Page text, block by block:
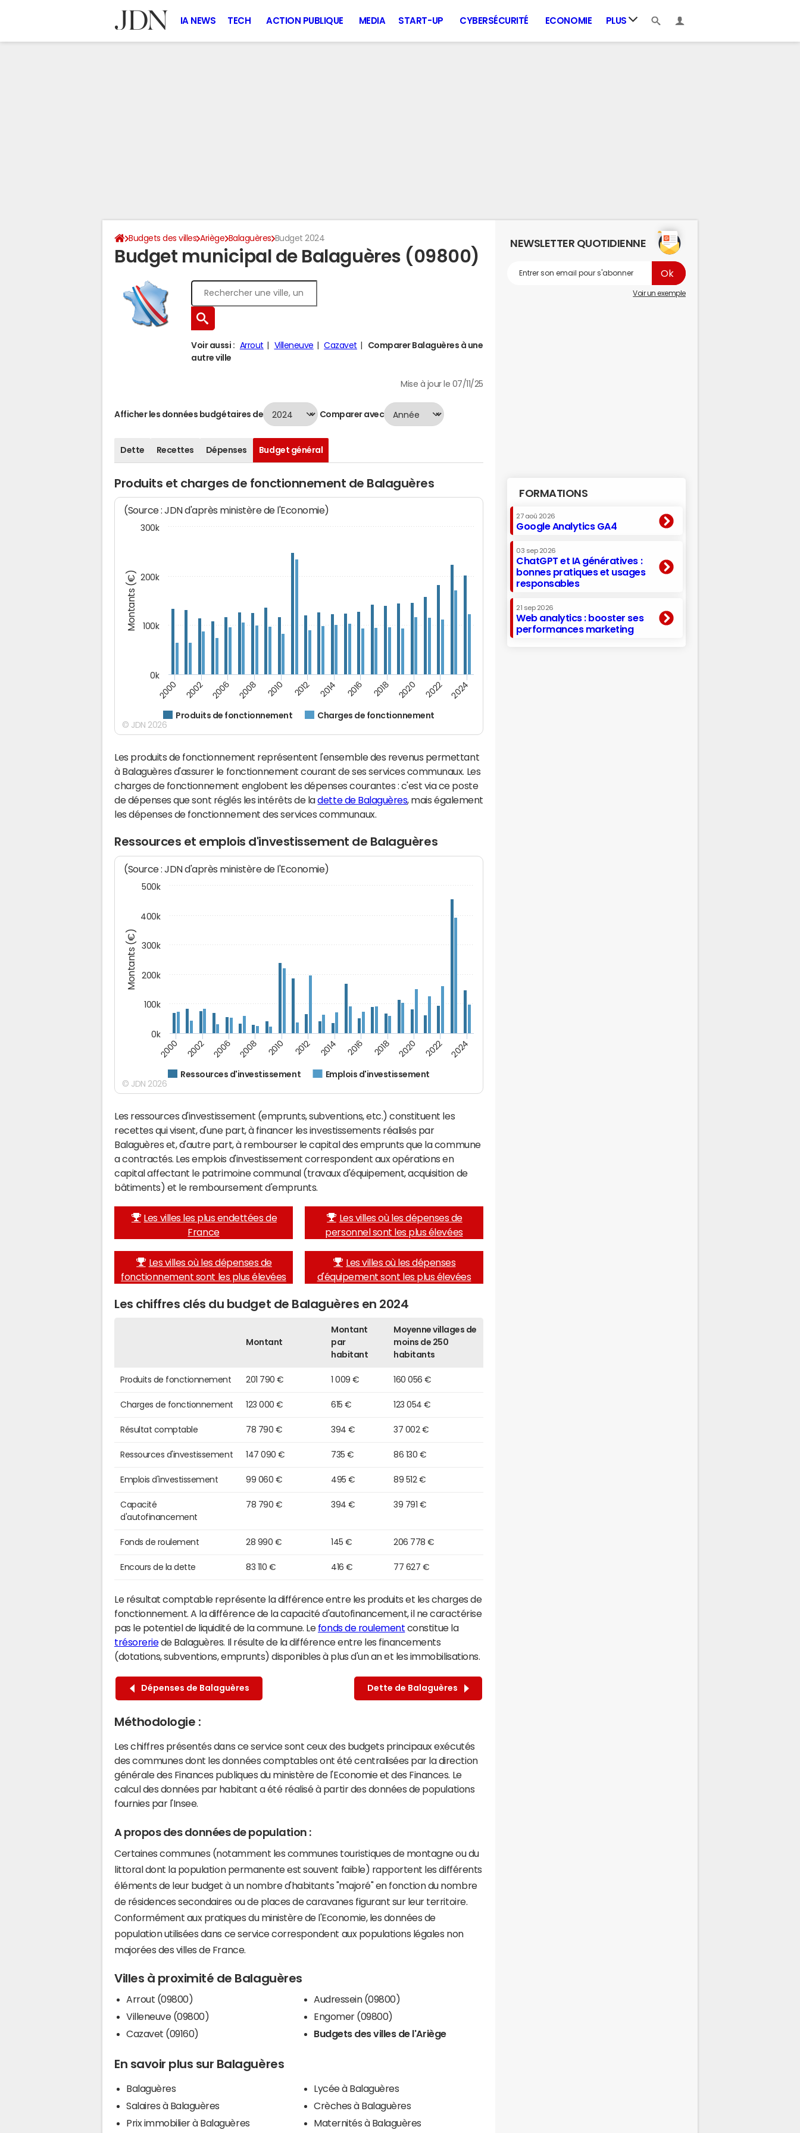
IA NEWS TECH ACTION PUBLIQUE MEDIA START-UP CYBERSÉCURITÉ ECONOMIE PLUS
Budgets des villes Ariège Balaguères Budget 2024
Budget municipal de Balaguères (09800)
Voir aussi : Arrout Villeneuve Cazavet
Comparer Balaguères à une
autre ville
Mise à jour le 07/11/25
Afficher les données budgétaires de Comparer avec
Dette Recettes Dépenses Budget général
Produits et charges de fonctionnement de Balaguères
Montants (€)
(Source : JDN d'après ministère de l'Economie)
Produits de fonctionnement Charges de fonctionnement
2000 2002 2006 2008 2010 2012 2014 2016 2018 2020 2022 2024
0k
100k
200k
300k
© JDN 2026
Les produits de fonctionnement représentent l'ensemble des revenus permettant
à Balaguères d'assurer le fonctionnement courant de ses services communaux. Les
charges de fonctionnement englobent les dépenses courantes : c'est via ce poste
de dépenses que sont réglés les intérêts de ladette de Balaguères, mais également
les dépenses de fonctionnement des services communaux.
Ressources et emplois d'investissement de Balaguères
Montants (€)
(Source : JDN d'après ministère de l'Economie)
Ressources d'investissement Emplois d'investissement
2000 2002 2006 2008 2010 2012 2014 2016 2018 2020 2022 2024
0k
100k
200k
300k
400k
500k
© JDN 2026
Les ressources d'investissement (emprunts, subventions, etc.) constituent les
recettes qui visent, d'une part, à financer les investissements réalisés par
Balaguères et, d'autre part, à rembourser le capital des emprunts que la commune
a contractés. Les emplois d'investissement correspondent aux opérations en
capital affectant le patrimoine communal (travaux d'équipement, acquisition de
bâtiments) et le remboursement d'emprunts.
Les villes les plus endettées de
France
Les villes où les dépenses de
personnel sont les plus élevées
Les villes où les dépenses de
fonctionnement sont les plus élevées
Les villes où les dépenses
d'équipement sont les plus élevées
Les chiffres clés du budget de Balaguères en 2024
Montant
Montant
par
habitant
Moyenne villages de
moins de 250
habitants
Produits de fonctionnement 201 790 € 1 009 € 160 056 €
Charges de fonctionnement 123 000 € 615 € 123 054 €
Résultat comptable 78 790 € 394 € 37 002 €
Ressources d'investissement 147 090 € 735 € 86 130 €
Emplois d'investissement 99 060 € 495 € 89 512 €
Capacité
d'autofinancement
78 790 € 394 € 39 791 €
Fonds de roulement 28 990 € 145 € 206 778 €
Encours de la dette 83 110 € 416 € 77 627 €
Le résultat comptable représente la différence entre les produits et les charges de
fonctionnement. A la différence de la capacité d'autofinancement, il ne caractérise
pas le potentiel de liquidité de la commune. Le fonds de roulement constitue la
trésoreriede Balaguères. Il résulte de la différence entre les financements
(dotations, subventions, emprunts) disponibles à plus d'un an et les immobilisations.
Dépenses de Balaguères Dette de Balaguères
Méthodologie :
Les chiffres présentés dans ce service sont ceux des budgets principaux exécutés
des communes dont les données comptables ont été centralisées par la direction
générale des Finances publiques du ministère de l'Economie et des Finances. Le
calcul des données par habitant a été réalisé à partir des données de populations
fournies par l'Insee.
A propos des données de population :
Certaines communes (notamment les communes touristiques de montagne ou du
littoral dont la population permanente est souvent faible) rapportent les différents
éléments de leur budget à un nombre d'habitants "majoré" en fonction du nombre
de résidences secondaires ou de places de caravanes figurant sur leur territoire.
Conformément aux pratiques du ministère de l'Economie, les données de
population utilisées dans ce service correspondent aux populations légales non
majorées des villes de France.
Villes à proximité de Balaguères
Arrout (09800)
Villeneuve (09800)
Cazavet (09160)
Audressein (09800)
Engomer (09800)
Budgets des villes de l'Ariège
En savoir plus sur Balaguères
Balaguères
Salaires à Balaguères
Prix immobilier à Balaguères
Lycée à Balaguères
Crèches à Balaguères
Maternités à Balaguères
NEWSLETTER QUOTIDIENNE
Voir un exemple
FORMATIONS
27 aoû 2026
Google Analytics GA4
03 sep 2026
ChatGPT et IA génératives :
bonnes pratiques et usages
responsables
21 sep 2026
Web analytics : booster ses
performances marketing